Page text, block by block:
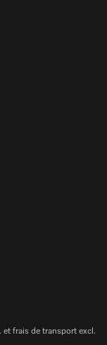
et frais de transport excl.